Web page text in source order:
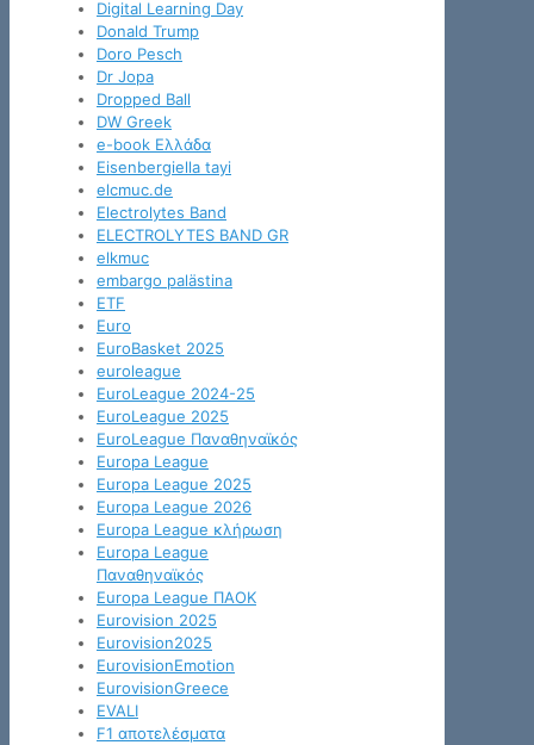
Digital Learning Day
Donald Trump
Doro Pesch
Dr Jopa
Dropped Ball
DW Greek
e-book Ελλάδα
Eisenbergiella tayi
elcmuc.de
Electrolytes Band
ELECTROLYTES BAND GR
elkmuc
embargo palästina
ETF
Euro
EuroBasket 2025
euroleague
EuroLeague 2024-25
EuroLeague 2025
EuroLeague Παναθηναϊκός
Europa League
Europa League 2025
Europa League 2026
Europa League κλήρωση
Europa League
Παναθηναϊκός
Europa League ΠΑΟΚ
Eurovision 2025
Eurovision2025
EurovisionEmotion
EurovisionGreece
EVALI
F1 αποτελέσματα